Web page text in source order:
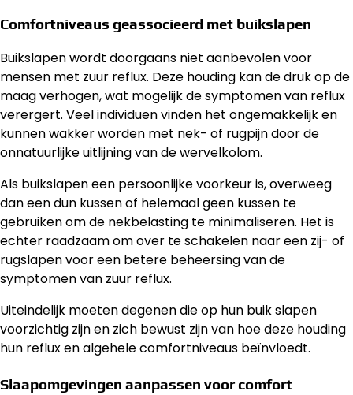
Comfortniveaus geassocieerd met buikslapen
Buikslapen wordt doorgaans niet aanbevolen voor
mensen met zuur reflux. Deze houding kan de druk op de
maag verhogen, wat mogelijk de symptomen van reflux
verergert. Veel individuen vinden het ongemakkelijk en
kunnen wakker worden met nek- of rugpijn door de
onnatuurlijke uitlijning van de wervelkolom.
Als buikslapen een persoonlijke voorkeur is, overweeg
dan een dun kussen of helemaal geen kussen te
gebruiken om de nekbelasting te minimaliseren. Het is
echter raadzaam om over te schakelen naar een zij- of
rugslapen voor een betere beheersing van de
symptomen van zuur reflux.
Uiteindelijk moeten degenen die op hun buik slapen
voorzichtig zijn en zich bewust zijn van hoe deze houding
hun reflux en algehele comfortniveaus beïnvloedt.
Slaapomgevingen aanpassen voor comfort